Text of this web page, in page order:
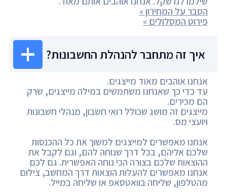
הסבר על המחירון »
פירוט המסלולים »
איך זה מתחבר להנהלת החשבונות?
אנחנו אוהבים מאוד מייצגים.
עד כדי כך שאנחנו משתמשים במילה מייצגים, שרק
הם מכירים.
מייצגים זה מושג שכולל רואי חשבון, מנהלי חשבונות
ויועצי מס.
אנחנו מאפשרים למייצגים למשוך את כל ההכנסות
שלכם אליהם, בכל דרך שנוחה להם, וגם לקבל את
ההוצאות שלכם בצורה הכי נוחה האפשרית. גם לכם
אנחנו מאפשרים להעלות הוצאות דרך המחשב, צילום
מהטלפון, שליחה בוואטסאפ או שליחה במייל.